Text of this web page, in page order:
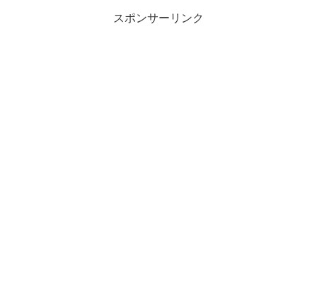
スポンサーリンク